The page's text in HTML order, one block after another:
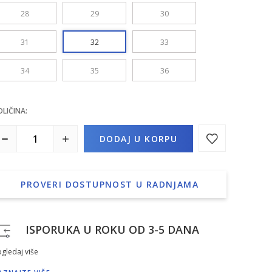
28 29 30
31 32 33
34 35 36
DODAJ U KORPU
PROVERI DOSTUPNOST U RADNJAMA
ISPORUKA U ROKU OD 3-5 DANA
više